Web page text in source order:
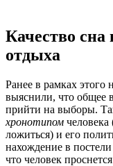
Качество сна
отдыха
Ранее в рамках этого
выяснили, что общее
прийти на выборы.
хронотипом
ложиться) и его
нахождение в
что человек